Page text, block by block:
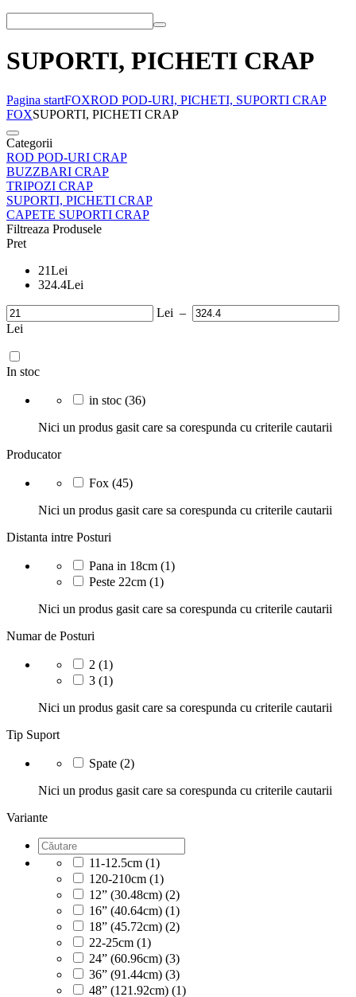
SUPORTI, PICHETI CRAP
Pagina startFOXROD POD-URI, PICHETI, SUPORTI CRAP
FOXSUPORTI, PICHETI CRAP
Categorii
ROD POD-URI CRAP
BUZZBARI CRAP
TRIPOZI CRAP
SUPORTI, PICHETI CRAP
CAPETE SUPORTI CRAP
Filtreaza Produsele
Pret
21Lei
324.4Lei
Lei –
Lei
In stoc
in stoc (36)
Nici un produs gasit care sa corespunda cu criterile cautarii
Producator
Fox (45)
Nici un produs gasit care sa corespunda cu criterile cautarii
Distanta intre Posturi
Pana in 18cm (1)
Peste 22cm (1)
Nici un produs gasit care sa corespunda cu criterile cautarii
Numar de Posturi
2 (1)
3 (1)
Nici un produs gasit care sa corespunda cu criterile cautarii
Tip Suport
Spate (2)
Nici un produs gasit care sa corespunda cu criterile cautarii
Variante
11-12.5cm (1)
120-210cm (1)
12” (30.48cm) (2)
16” (40.64cm) (1)
18” (45.72cm) (2)
22-25cm (1)
24” (60.96cm) (3)
36” (91.44cm) (3)
48” (121.92cm) (1)